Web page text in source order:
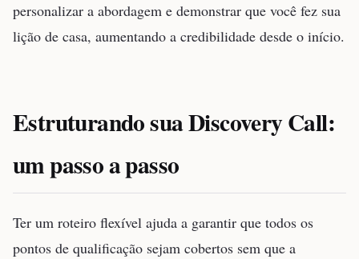
personalizar a abordagem e demonstrar que você fez sua
lição de casa, aumentando a credibilidade desde o início.
Estruturando sua Discovery Call:
um passo a passo
Ter um roteiro flexível ajuda a garantir que todos os
pontos de qualificação sejam cobertos sem que a